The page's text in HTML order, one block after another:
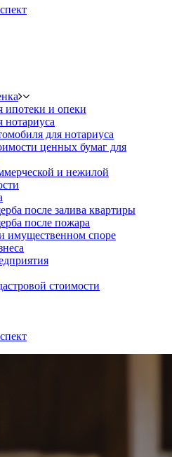
ипотеки и опеки
нотариуса
для нотариуса
ценных бумаг для
и нежилой
после залива квартиры
после пожара
имущественном споре
стоимости